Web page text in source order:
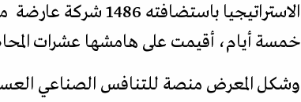
خمسة أيام، أقيمت على هامشها عشرات
وشكل المعرض منصة للتنافس الصناعي